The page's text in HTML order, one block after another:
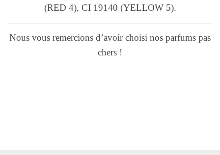
(RED 4), CI 19140 (YELLOW 5).
Nous vous remercions d’avoir choisi nos parfums pas
chers !